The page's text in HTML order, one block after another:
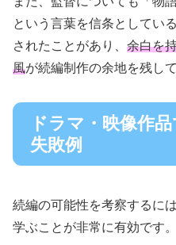
という言葉を信条としてい
されたことがあり、 余白を
風が続編制作の余地を残し
ドラマ・映像作
失敗例
続編の可能性を考察するに
学ぶことが非常に有効です。